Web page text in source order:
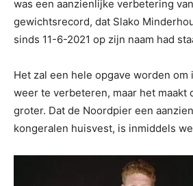
was een aanzienlijke verbetering
gewichtsrecord, dat Slako
sinds 11-6-2021 op zijn naam had
Het zal een hele opgave worden
weer te verbeteren, maar het maakt
groter. Dat de Noordpier een
kongeralen huisvest, is inmiddels